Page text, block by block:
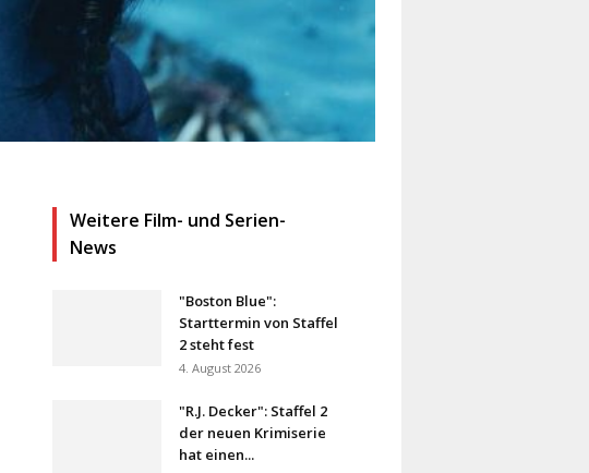
Weitere Film- und Serien-
News
"Boston Blue":
Starttermin von Staffel
2 steht fest
4. August 2026
"R.J. Decker": Staffel 2
der neuen Krimiserie
hat einen...